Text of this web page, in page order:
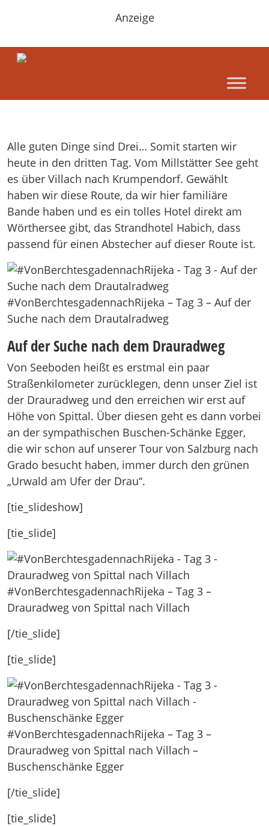
Anzeige
Alle guten Dinge sind Drei… Somit starten wir
heute in den dritten Tag. Vom Millstätter See geht
es über Villach nach Krumpendorf. Gewählt
haben wir diese Route, da wir hier familiäre
Bande haben und es ein tolles Hotel direkt am
Wörthersee gibt, das Strandhotel Habich, dass
passend für einen Abstecher auf dieser Route ist.
#VonBerchtesgadennachRijeka – Tag 3 – Auf der
Suche nach dem Drautalradweg
Auf der Suche nach dem Drauradweg
Von Seeboden heißt es erstmal ein paar
Straßenkilometer zurücklegen, denn unser Ziel ist
der Drauradweg und den erreichen wir erst auf
Höhe von Spittal. Über diesen geht es dann vorbei
an der sympathischen Buschen-Schänke Egger,
die wir schon auf unserer Tour von Salzburg nach
Grado besucht haben, immer durch den grünen
„Urwald am Ufer der Drau“.
[tie_slideshow]
[tie_slide]
#VonBerchtesgadennachRijeka – Tag 3 –
Drauradweg von Spittal nach Villach
[/tie_slide]
[tie_slide]
#VonBerchtesgadennachRijeka – Tag 3 –
Drauradweg von Spittal nach Villach –
Buschenschänke Egger
[/tie_slide]
[tie_slide]